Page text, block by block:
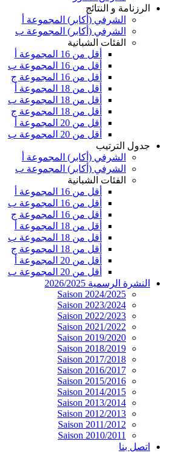
الرزنامة و النتائج
الشرفي (أكابر) المجموعة أ
الشرفي (أكابر) المجموعة ب
الفئات الشبانية
أقل من 16 المجموعة أ
أقل من 16 المجموعة ب
أقل من 16 المجموعة ج
أقل من 18 المجموعة أ
أقل من 18 المجموعة ب
أقل من 18 المجموعة ج
أقل من 20 المجموعة أ
أقل من 20 المجموعة ب
جدول الترتيب
الشرفي (أكابر) المجموعة أ
الشرفي (أكابر) المجموعة ب
الفئات الشبانية
أقل من 16 المجموعة أ
أقل من 16 المجموعة ب
أقل من 16 المجموعة ج
أقل من 18 المجموعة أ
أقل من 18 المجموعة ب
أقل من 18 المجموعة ج
أقل من 20 المجموعة أ
أقل من 20 المجموعة ب
النشرة الرسمية 2026/2025
Saison 2024/2025
Saison 2023/2024
Saison 2022/2023
Saison 2021/2022
Saison 2019/2020
Saison 2018/2019
Saison 2017/2018
Saison 2016/2017
Saison 2015/2016
Saison 2014/2015
Saison 2013/2014
Saison 2012/2013
Saison 2011/2012
Saison 2010/2011
اتصل بنا